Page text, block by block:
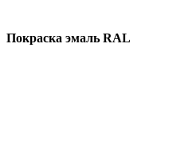
Покраска эмаль RAL